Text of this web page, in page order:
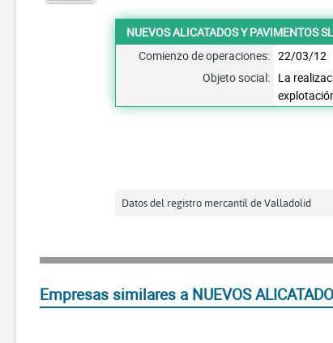
NUEVOS ALICATADOS Y PAVIMENTOS SL
Comienzo de operaciones: 22/03/12
Objeto social: La
Datos del registro mercantil de Valladolid
Empresas similares a NUEVOS